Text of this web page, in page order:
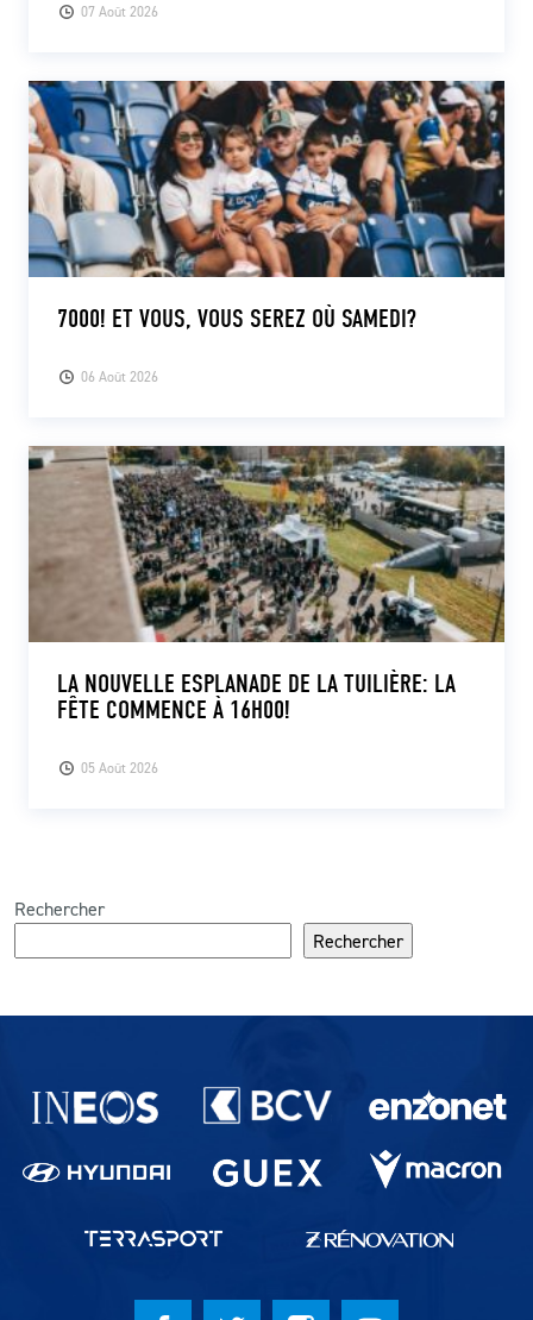
07 Août 2026
06 Août 2026
7000! ET VOUS, VOUS SEREZ OÙ SAMEDI?
05 Août 2026
LA NOUVELLE ESPLANADE DE LA TUILIÈRE: LA
FÊTE COMMENCE À 16H00!
Rechercher
Rechercher
Partenaires du lausanne-Sport